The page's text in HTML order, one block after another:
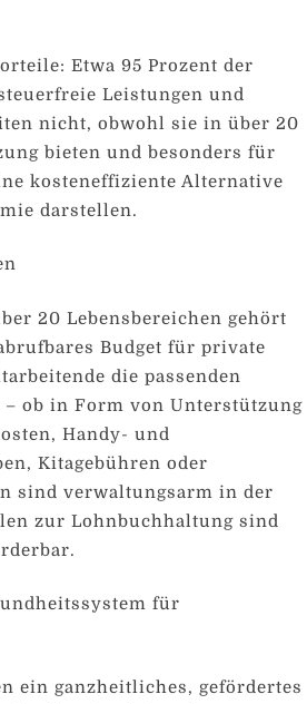
Etwa 95 Prozent der
Leistungen und
nicht, obwohl sie in über 20
bieten und besonders für
kosteneffiziente Alternative
darstellen.
20 Lebensbereichen gehört
Budget für private
die passenden
ob in Form von Unterstützung
Handy- und
Kitagebühren oder
sind verwaltungsarm in der
zur Lohnbuchhaltung sind
für
ein ganzheitliches, gefördertes